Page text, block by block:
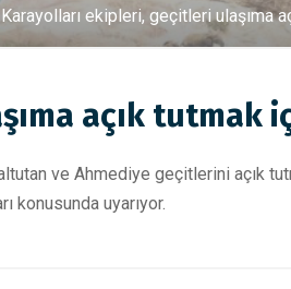
Karayolları ekipleri, geçitleri ulaşıma
açık tutmak
ve Ahmediye geçitlerini açık
konusunda uyarıyor.